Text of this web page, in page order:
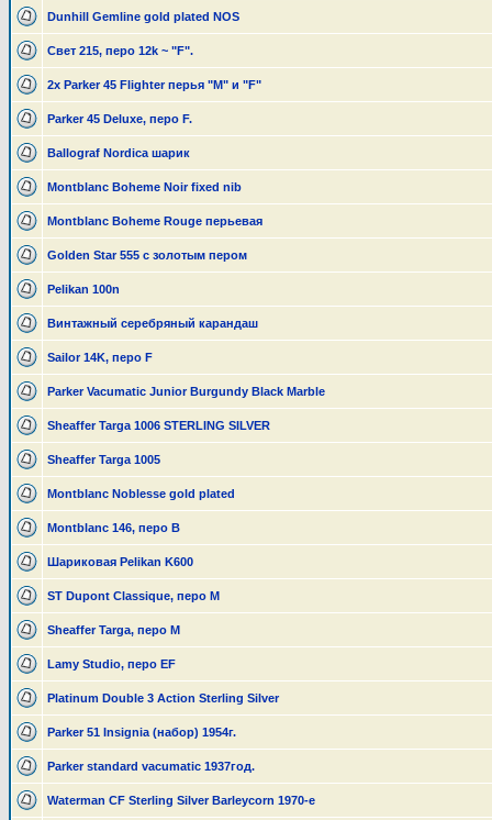
Dunhill Gemline gold plated NOS
Свет 215, перо 12k ~ "F".
2x Parker 45 Flighter перья "M" и "F"
Parker 45 Deluxe, перо F.
Ballograf Nordica шарик
Montblanc Boheme Noir fixed nib
Montblanc Boheme Rouge перьевая
Golden Star 555 с золотым пером
Pelikan 100n
Винтажный серебряный карандаш
Sailor 14K, перо F
Parker Vacumatic Junior Burgundy Black Marble
Sheaffer Targa 1006 STERLING SILVER
Sheaffer Targa 1005
Montblanc Noblesse gold plated
Montblanc 146, перо B
Шариковая Pelikan K600
ST Dupont Classique, перо М
Sheaffer Targa, перо M
Lamy Studio, перо EF
Platinum Double 3 Action Sterling Silver
Parker 51 Insignia (набор) 1954г.
Parker standard vacumatic 1937год.
Waterman CF Sterling Silver Barleycorn 1970-е